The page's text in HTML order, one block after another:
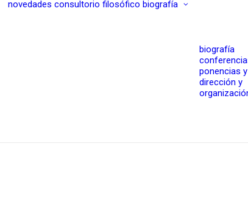
novedades consultorio filosófico biografía
biografía
ponencias
dirección y